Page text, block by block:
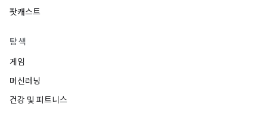
팟캐스트
탐색
게임
머신러닝
건강 및 피트니스